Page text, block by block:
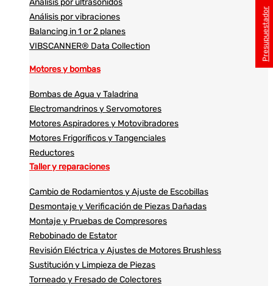
Análisis por ultrasonidos​​
Análisis por vibraciones
Balancing in 1 or 2 planes
VIBSCANNER® Data Collection
Motores y bombas
Bombas de Agua y Taladrina
Electromandrinos y Servomotores
Motores Aspiradores y Motovibradores
Motores Frigoríficos y Tangenciales
Reductores
Taller y reparaciones
Cambio de Rodamientos y Ajuste de Escobillas
Desmontaje y Verificación de Piezas Dañadas
Montaje y Pruebas de Compresores
Rebobinado de Estator
Revisión Eléctrica y Ajustes de Motores Brushless
Sustitución y Limpieza de Piezas
Torneado y Fresado de Colectores
Presupuestador